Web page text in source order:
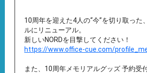
10周年を迎えた4人の“今”を切り取った
ルにリニューアル。
新しいNORDを目撃してください！
https://www.office-cue.com/
また、10周年メモリアルグッズ 予約受